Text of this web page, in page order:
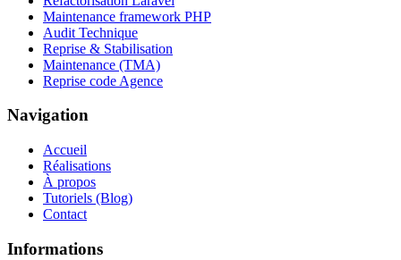
Maintenance framework PHP
Audit Technique
Reprise & Stabilisation
Maintenance (TMA)
Reprise code Agence
Navigation
Accueil
Réalisations
À propos
Tutoriels (Blog)
Contact
Informations